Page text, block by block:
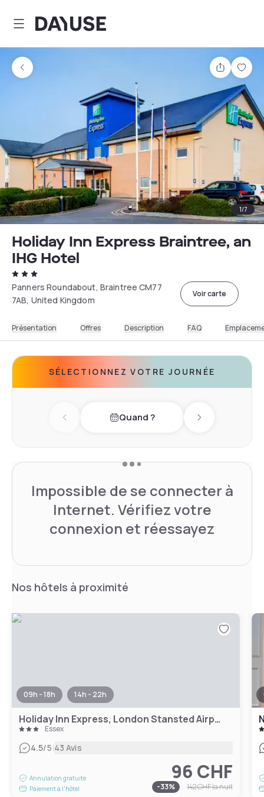
Dayuse
Partager
1/7
Holiday Inn Express Braintree, an
IHG Hotel
Panners Roundabout, Braintree CM77
7AB, United Kingdom
Voir carte
Présentation Offres Description FAQ
SÉLECTIONNEZ VOTRE JOURNÉE
Previous dayQuand ? Next day
Impossible de se connecter à
Internet. Vérifiez votre
connexion et réessayez
Nos hôtels à proximité
09h - 18h 14h - 22h
Holiday Inn Express, London Stansted Airport
Essex
4.5/5|43 Avis
Annulation gratuite
Paiement à l'hôtel
96 CHF
-33% 142 CHFla nuit